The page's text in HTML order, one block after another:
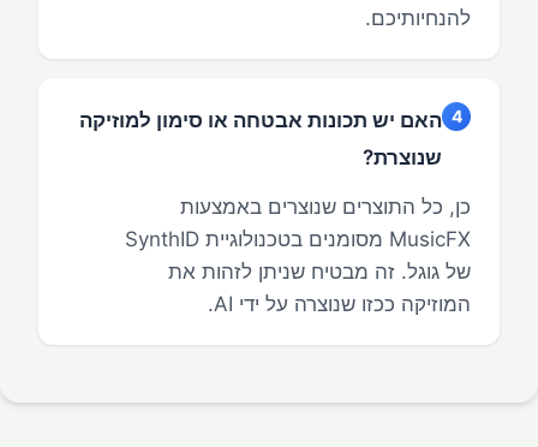
להנחיותיכם.
4 האם יש תכונות אבטחה או סימון למוזיקה
שנוצרת?
כן, כל התוצרים שנוצרים באמצעות
MusicFX מסומנים בטכנולוגיית SynthID
של גוגל. זה מבטיח שניתן לזהות את
המוזיקה ככזו שנוצרה על ידי AI.